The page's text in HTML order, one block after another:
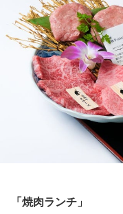
「焼肉ランチ」